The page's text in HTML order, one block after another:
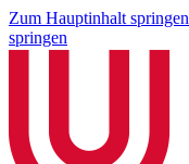
Zum Hauptinhalt springen
springen